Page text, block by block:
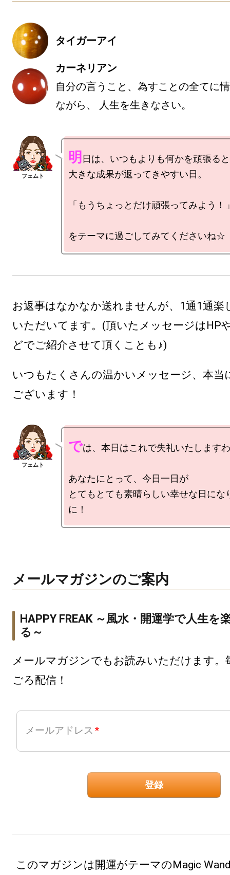
タイガーアイ
カーネリアン
自分の言うこと、為すことの全てに
ながら、 人生を生きなさい。
明 日は、いつもよりも何かを頑張ると
大きな成果が返ってきやすい日。
「もうちょっとだけ頑張ってみよう！
お返事はなかなか送れませんが、1通1通楽
いただいてます。(頂いたメッセージはHP
どでご紹介させて頂くことも♪)
いつもたくさんの温かいメッセージ、本当
ございます！
では、本日はこれで失礼いたします
あなたにとって、今日一日が
とてもとても素晴らしい幸せな日にな
メールマガジンのご案内
HAPPY FREAK ～風水・開運学で人生を
る～
メールマガジンでもお読みいただけます。
ごろ配信！
メールアドレス
このマガジンは開運がテーマのMagic